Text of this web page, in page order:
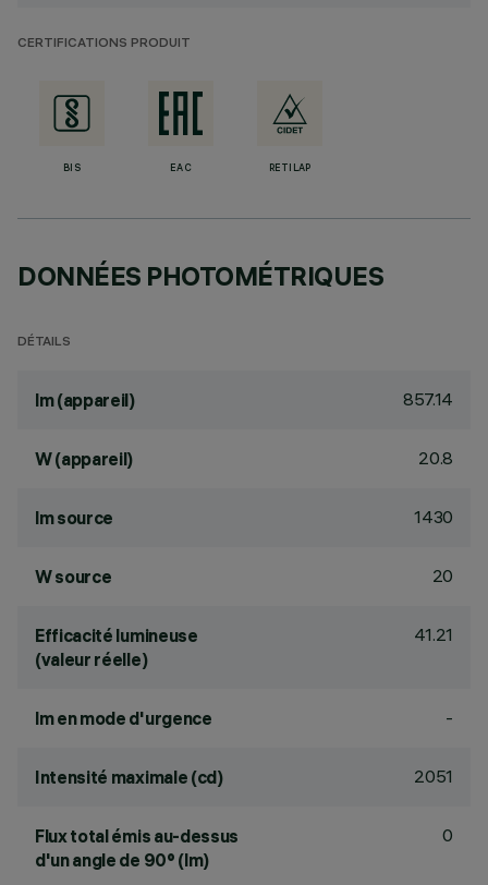
CERTIFICATIONS PRODUIT
BIS EAC RETILAP
DONNÉES PHOTOMÉTRIQUES
DÉTAILS
lm (appareil) 857.14
W (appareil) 20.8
lm source 1430
W source 20
Efficacité lumineuse
(valeur réelle)
41.21
lm en mode d'urgence -
Intensité maximale (cd) 2051
Flux total émis au-dessus
d'un angle de 90° (lm)
0